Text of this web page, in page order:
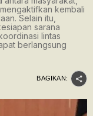
kembali
Selain itu,
sarana
lintas
berlangsung
BAGIKAN: